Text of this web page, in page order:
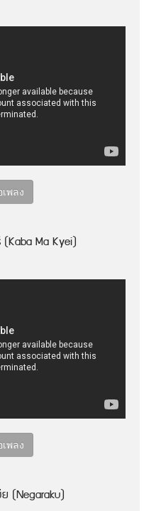
พลง
(Kaba Ma Kyei)
พลง
ย (Negaraku)